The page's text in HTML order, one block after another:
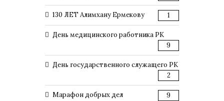
130 ЛЕТ Алимхану Ермекову 1
День медицинского работника РК
9
День государственного служащего РК
2
Марафон добрых дел 9